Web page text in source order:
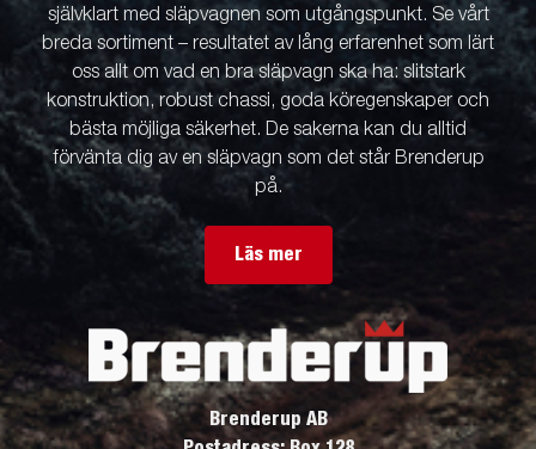
självklart med släpvagnen som utgångspunkt. Se vårt
breda sortiment – resultatet av lång erfarenhet som lärt
oss allt om vad en bra släpvagn ska ha: slitstark
konstruktion, robust chassi, goda köregenskaper och
bästa möjliga säkerhet. De sakerna kan du alltid
förvänta dig av en släpvagn som det står Brenderup
på.
Läs mer
Brenderup AB